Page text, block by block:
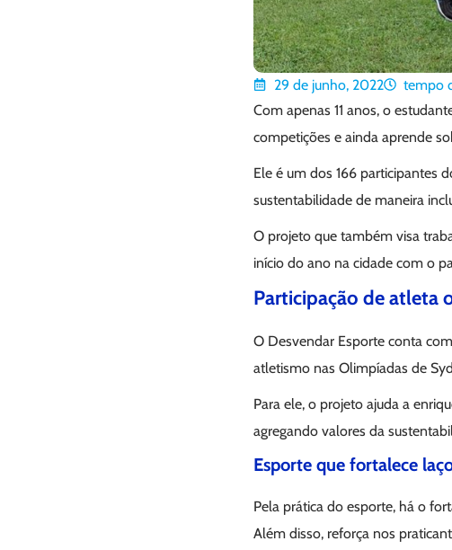
29 de junho, 2022 tempo
Com apenas 11 anos, o
competições e ainda aprende
Ele é um dos 166 participantes
sustentabilidade de maneira
O projeto que também visa
início do ano na cidade com o
Participação de atleta
O Desvendar Esporte conta
atletismo nas Olimpíadas de
Para ele, o projeto ajuda a
agregando valores da
Esporte que fortalece
Pela prática do esporte, há o
Além disso, reforça nos